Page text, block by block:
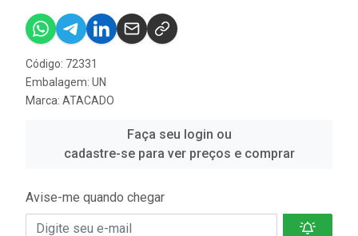
Código: 72331
Embalagem: UN
Marca: ATACADO
Faça seu login ou
cadastre-se para ver preços e comprar
Avise-me quando chegar